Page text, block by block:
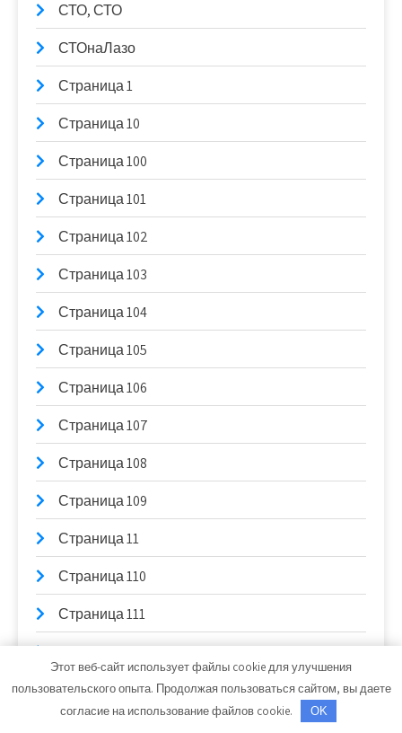
СТО, СТО
СТОнаЛазо
Страница 1
Страница 10
Страница 100
Страница 101
Страница 102
Страница 103
Страница 104
Страница 105
Страница 106
Страница 107
Страница 108
Страница 109
Страница 11
Страница 110
Страница 111
Страница 112
Страница 113
Этот веб-сайт использует файлы cookie для улучшения
пользовательского опыта. Продолжая пользоваться сайтом, вы даете
согласие на использование файлов cookie.
OK